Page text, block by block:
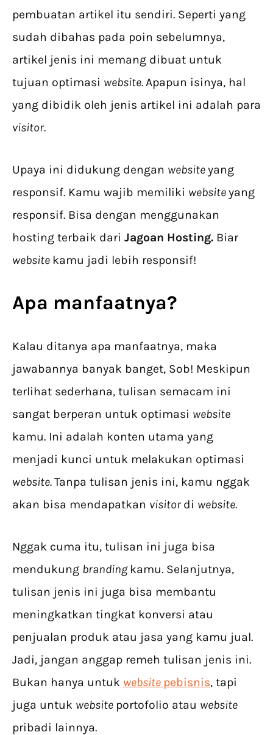
pembuatan artikel itu sendiri. Seperti yang
sudah dibahas pada poin sebelumnya,
artikel jenis ini memang dibuat untuk
tujuan optimasi website.Apapun isinya, hal
yang dibidik oleh jenis artikel ini adalah para
visitor.
Upaya ini didukung dengan websiteyang
responsif. Kamu wajib memiliki websiteyang
responsif. Bisa dengan menggunakan
hosting terbaik dari Jagoan Hosting. Biar
website kamu jadi lebih responsif!
Apa manfaatnya?
Kalau ditanya apa manfaatnya, maka
jawabannya banyak banget, Sob! Meskipun
terlihat sederhana, tulisan semacam ini
sangat berperan untuk optimasi website
kamu. Ini adalah konten utama yang
menjadi kunci untuk melakukan optimasi
website.Tanpa tulisan jenis ini, kamu nggak
akan bisa mendapatkan visitor di website.
Nggak cuma itu, tulisan ini juga bisa
mendukung branding kamu. Selanjutnya,
tulisan jenis ini juga bisa membantu
meningkatkan tingkat konversi atau
penjualan produk atau jasa yang kamu jual.
Jadi, jangan anggap remeh tulisan jenis ini.
Bukan hanya untuk website pebisnis, tapi
juga untuk website portofolio atau website
pribadi lainnya.